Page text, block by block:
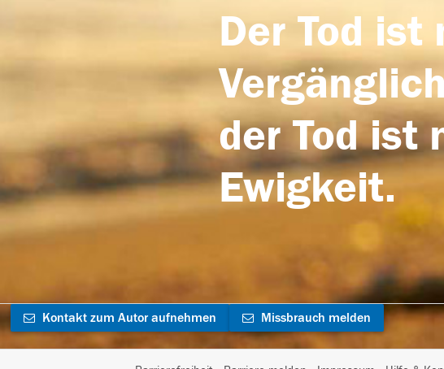
Der Tod
der Tod ist
Ewigkeit.
Kontakt zum Autor aufnehmen Missbrauch melden